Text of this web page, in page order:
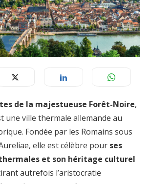
de la majestueuse Forêt-Noire,
une ville thermale allemande au
Fondée par les Romains sous
elle est célèbre pour ses
et son héritage culturel
autrefois l’aristocratie